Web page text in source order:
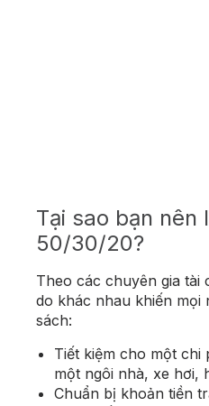
Tại sao bạn nên
50/30/20?
Theo các chuyên gia
do khác nhau khiến mọi
sách:
Tiết kiệm cho một
một ngôi nhà, xe hơi,
Chuẩn bị khoản tiền